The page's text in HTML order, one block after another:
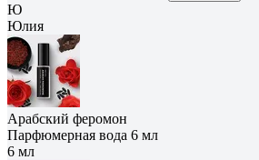
Ю
Юлия
Арабский феромон
Парфюмерная вода 6 мл
6 мл